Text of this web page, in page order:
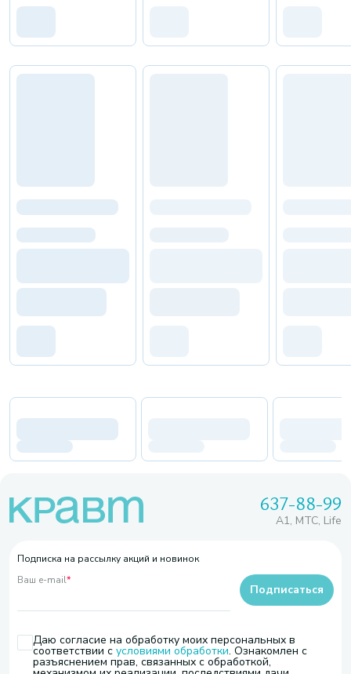
637-88-99
A1, МТС, Life
Подписка на рассылку акций и новинок
Ваш e-mail*
Даю согласие на обработку моих персональных в
соответствии с условиями обработки. Ознакомлен с
разъяснением прав, связанных с обработкой,
Подписаться